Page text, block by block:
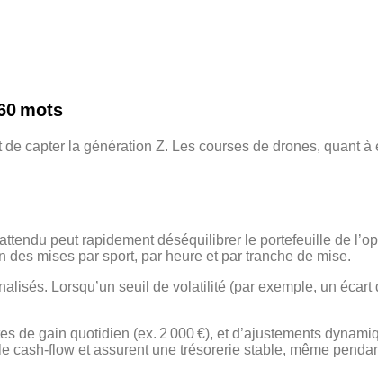
mots
capter la génération Z. Les courses de drones, quant
peut rapidement déséquilibrer le portefeuille de
mises par sport, par heure et par tranche de mise.
Lorsqu’un seuil de volatilité (par exemple, un écart
de gain quotidien (ex. 2 000 €), et d’ajustements
et assurent une trésorerie stable, même